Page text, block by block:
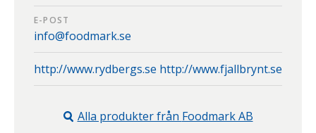
E-POST
info@foodmark.se
http://www.rydbergs.se http://www.fjallbrynt.se
Alla produkter från Foodmark AB